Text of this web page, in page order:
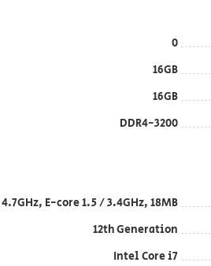
0
16GB
16GB
DDR4-3200
E-core 1.5 / 3.4GHz, 18MB
12th Generation
Intel Core i7